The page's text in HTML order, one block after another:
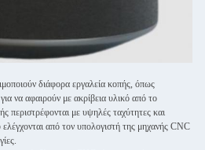
διάφορα εργαλεία κοπής, όπως
να αφαιρούν με ακρίβεια υλικό από το
περιστρέφονται με υψηλές ταχύτητες και
ελέγχονται από τον υπολογιστή της μηχανής CNC